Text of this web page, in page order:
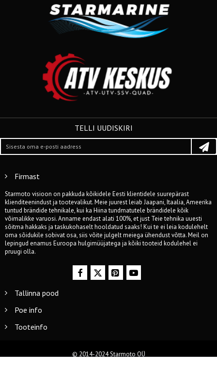
TELLI UUDISKIRI
Firmast
Starmoto visioon on pakkuda kõikidele Eesti klientidele suurepärast
klienditeenindust ja tootevalikut. Meie juurest leiab Jaapani, Itaalia, Ameerika
tuntud brändide tehnikale, kui ka Hiina tundmatutele brändidele kõik
võimalikke varuosi. Anname endast alati 100%, et just Teie tehnika uuesti
sõitma hakkaks ja taskukohaselt hooldatud saaks! Kui te ei leia kodulehelt
oma sõidukile sobivat osa, siis võite julgelt meiega ühendust võtta. Meil on
lepingud enamus Euroopa hulgimüüjatega ja kõiki tooteid kodulehel ei
pruugi olla.
Tallinna pood
Poe info
Tooteinfo
© 2014-2024 Starmoto OÜ